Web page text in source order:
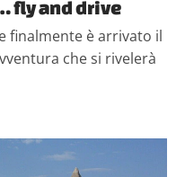
fly and drive
finalmente è arrivato il
che si rivelerà